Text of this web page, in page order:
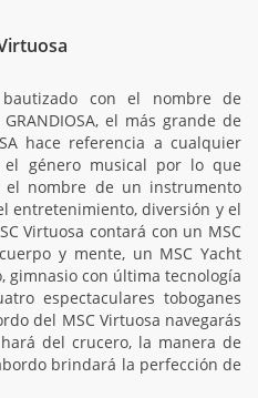
con el nombre de
el más grande de
hace referencia a cualquier
el género musical por lo que
el nombre de un instrumento
entretenimiento, diversión y el
Virtuosa contará con un MSC
y mente, un MSC Yacht
gimnasio con última tecnología
espectaculares toboganes
del MSC Virtuosa navegarás
del crucero, la manera de
brindará la perfección de